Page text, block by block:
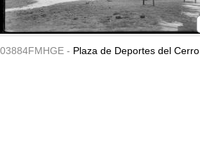
03884FMHGE - Plaza de Deportes del Cerro.